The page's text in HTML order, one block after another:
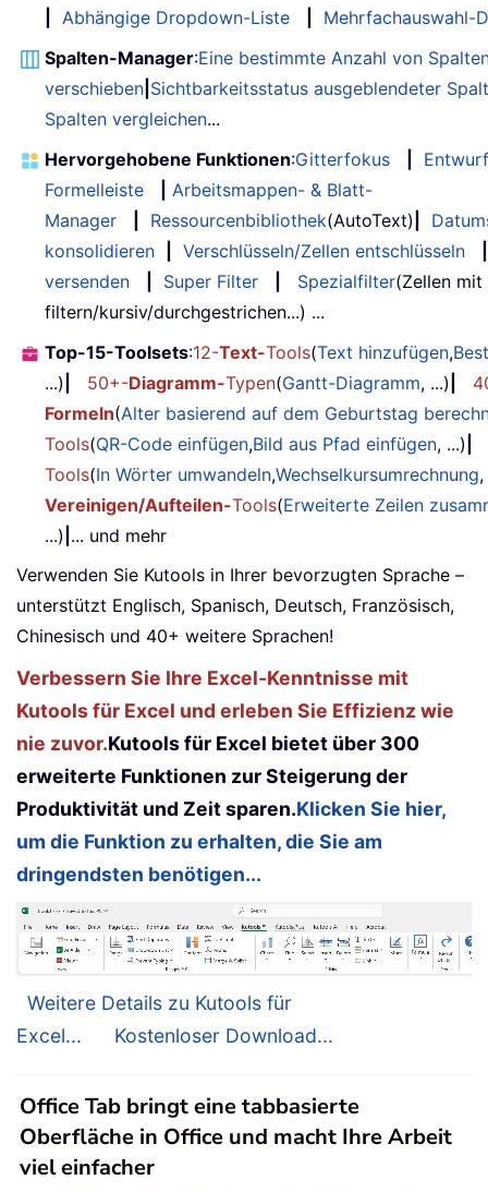
Abhängige Dropdown-Liste
Mehrfachauswahl-
Spalten-Manager:Eine bestimmte Anzahl von
verschieben Sichtbarkeitsstatus ausgeblendeter
Spalten vergleichen...
Hervorgehobene Funktionen:Gitterfokus
Entwurf
Formelleiste
Arbeitsmappen- & Blatt-
Manager
Ressourcenbibliothek(AutoText)
konsolidieren
Verschlüsseln/Zellen entschlüsseln
versenden
Super Filter Spezialfilter(Zellen
filtern/kursiv/durchgestrichen...) ...
Top-15-Toolsets:12-Text-Tools(Text hinzufügen,
...)
50+-Diagramm-Typen(Gantt-Diagramm, ...)
Formeln(Alter basierend auf dem Geburtstag
Tools(QR-Code einfügen,Bild aus Pfad einfügen, ...)
Tools(In Wörter umwandeln,Wechselkursumrechnung
Vereinigen/Aufteilen-Tools(Erweiterte Zeilen
...) ... und mehr
Verwenden Sie Kutools in Ihrer bevorzugten Sprache –
unterstützt Englisch, Spanisch, Deutsch, Französisch,
Chinesisch und 40+ weitere Sprachen!
Verbessern Sie Ihre Excel-Kenntnisse mit
Kutools für Excel und erleben Sie Effizienz wie
nie zuvor.Kutools für Excel bietet über 300
erweiterte Funktionen zur Steigerung der
Produktivität und Zeit sparen.Klicken Sie hier,
um die Funktion zu erhalten, die Sie am
dringendsten benötigen...
Weitere Details zu Kutools für
Excel...
Kostenloser Download...
Office Tab bringt eine tabbasierte
Oberfläche in Office und macht Ihre Arbeit
viel einfacher